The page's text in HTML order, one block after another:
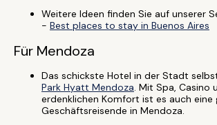
Weitere Ideen finden Sie auf unserer
- Best places to stay in Buenos Aires
Für Mendoza
Das schickste Hotel in der Stadt
Park Hyatt Mendoza. Mit Spa, Casino
erdenklichen Komfort ist es auch
Geschäftsreisende in Mendoza.